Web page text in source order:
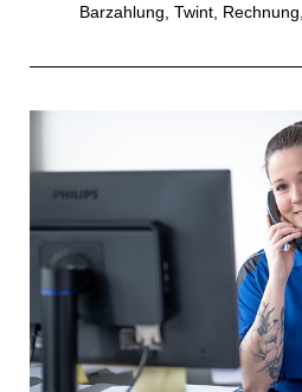
Barzahlung, Twint,